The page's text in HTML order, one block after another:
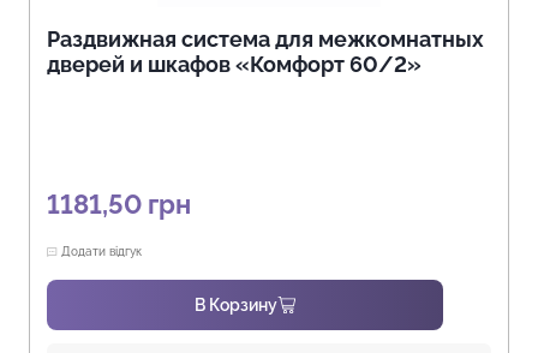
Раздвижная система для межкомнатных
дверей и шкафов «Комфорт 60/2»
1181,50 грн
Додати відгук
В Корзину